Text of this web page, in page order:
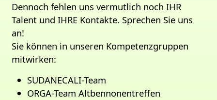
Dennoch fehlen uns vermutlich noch IHR
Talent und IHRE Kontakte. Sprechen Sie uns
an!
Sie können in unseren Kompetenzgruppen
mitwirken:
SUDANECALI-Team
ORGA-Team Altbennonentreffen